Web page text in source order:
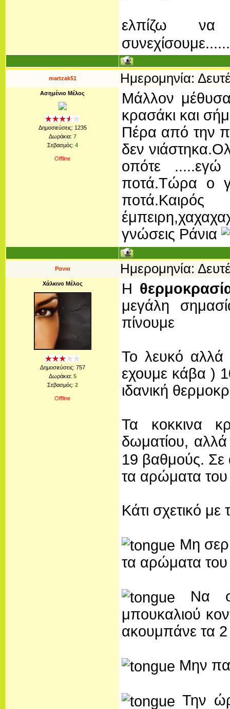
ελπίζω
martzak51 Ημερομηνία:
Ασημένιο Μέλος
Δημοσιεύσεις: 1235
Δωράκια: 7
Σεβασμός: 4
Offline
Μάλλον
κρασάκι και
Πέρα από την
δεν
οπότε
ποτά.Τώρα ο
γνώσεις Ράνια
Ρανια Ημερομηνία:
Χάλκινο Μέλος
Δημοσιεύσεις: 757
Δωράκια: 5
Σεβασμός: 2
Offline
Η
μεγάλη
πίνουμε
Το λευκό αλλά
εχουμε κάβα )
ιδανική
Τα κοκκινα
δωματίου,
19 βαθμούς. Σε
τα αρώματα του
Κάτι σχετικό με
Μη
τα αρώματα του
Να
μπουκαλιού
ακουμπάνε τα 2
Μην
Την